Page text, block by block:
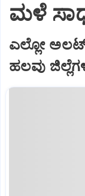
ಮಳೆ
ಎಲ್ಲೋ
ಹಲವು